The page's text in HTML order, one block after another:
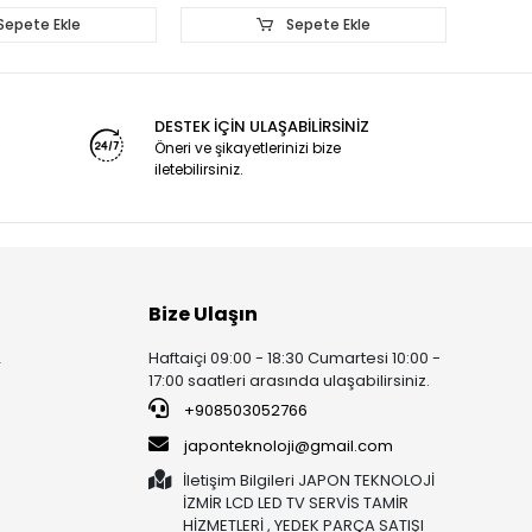
Ekle Sepete Ekle
DESTEK İÇİN ULAŞABİLİRSİNİZ
Öneri ve şikayetlerinizi bize
iletebilirsiniz.
Bize Ulaşın
Haftaiçi 09:00 - 18:30 Cumartesi 10:00 -
17:00 saatleri arasında ulaşabilirsiniz.
+908503052766
japonteknoloji@gmail.com
İletişim Bilgileri JAPON TEKNOLOJİ
İZMİR LCD LED TV SERVİS TAMİR
HİZMETLERİ , YEDEK PARÇA SATIŞI